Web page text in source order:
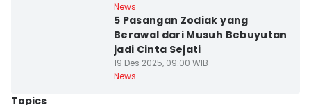
News
5 Pasangan Zodiak yang
Berawal dari Musuh Bebuyutan
jadi Cinta Sejati
19 Des 2025, 09:00 WIB
News
Topics